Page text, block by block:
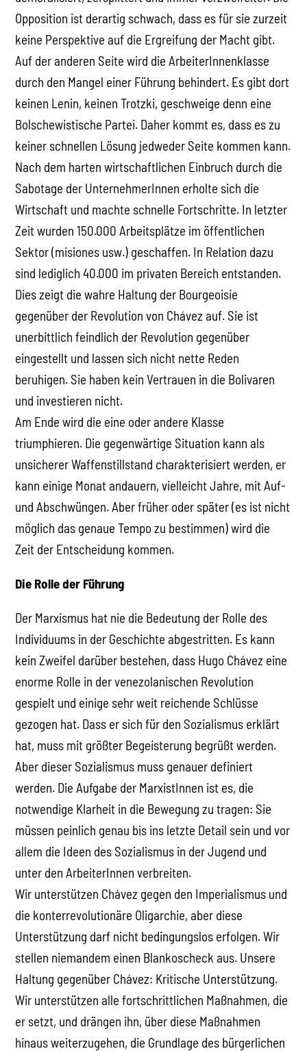
Opposition ist derartig schwach, dass es für sie zurzeit
keine Perspektive auf die Ergreifung der Macht gibt.
Auf der anderen Seite wird die ArbeiterInnenklasse
durch den Mangel einer Führung behindert. Es gibt dort
keinen Lenin, keinen Trotzki, geschweige denn eine
Bolschewistische Partei. Daher kommt es, dass es zu
keiner schnellen Lösung jedweder Seite kommen kann.
Nach dem harten wirtschaftlichen Einbruch durch die
Sabotage der UnternehmerInnen erholte sich die
Wirtschaft und machte schnelle Fortschritte. In letzter
Zeit wurden 150.000 Arbeitsplätze im öffentlichen
Sektor (misiones usw.) geschaffen. In Relation dazu
sind lediglich 40.000 im privaten Bereich entstanden.
Dies zeigt die wahre Haltung der Bourgeoisie
gegenüber der Revolution von Chávez auf. Sie ist
unerbittlich feindlich der Revolution gegenüber
eingestellt und lassen sich nicht nette Reden
beruhigen. Sie haben kein Vertrauen in die Bolivaren
und investieren nicht.
Am Ende wird die eine oder andere Klasse
triumphieren. Die gegenwärtige Situation kann als
unsicherer Waffenstillstand charakterisiert werden, er
kann einige Monat andauern, vielleicht Jahre, mit Auf-
und Abschwüngen. Aber früher oder später (es ist nicht
möglich das genaue Tempo zu bestimmen) wird die
Zeit der Entscheidung kommen.
Die Rolle der Führung
Der Marxismus hat nie die Bedeutung der Rolle des
Individuums in der Geschichte abgestritten. Es kann
kein Zweifel darüber bestehen, dass Hugo Chávez eine
enorme Rolle in der venezolanischen Revolution
gespielt und einige sehr weit reichende Schlüsse
gezogen hat. Dass er sich für den Sozialismus erklärt
hat, muss mit größter Begeisterung begrüßt werden.
Aber dieser Sozialismus muss genauer definiert
werden. Die Aufgabe der MarxistInnen ist es, die
notwendige Klarheit in die Bewegung zu tragen: Sie
müssen peinlich genau bis ins letzte Detail sein und vor
allem die Ideen des Sozialismus in der Jugend und
unter den ArbeiterInnen verbreiten.
Wir unterstützen Chávez gegen den Imperialismus und
die konterrevolutionäre Oligarchie, aber diese
Unterstützung darf nicht bedingungslos erfolgen. Wir
stellen niemandem einen Blankoscheck aus. Unsere
Haltung gegenüber Chávez: Kritische Unterstützung.
Wir unterstützen alle fortschrittlichen Maßnahmen, die
er setzt, und drängen ihn, über diese Maßnahmen
hinaus weiterzugehen, die Grundlage des bürgerlichen